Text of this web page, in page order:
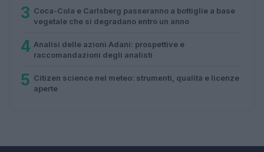
3 Coca-Cola e Carlsberg passeranno a bottiglie a base
vegetale che si degradano entro un anno
4 Analisi delle azioni Adani: prospettive e
raccomandazioni degli analisti
5 Citizen science nel meteo: strumenti, qualità e licenze
aperte